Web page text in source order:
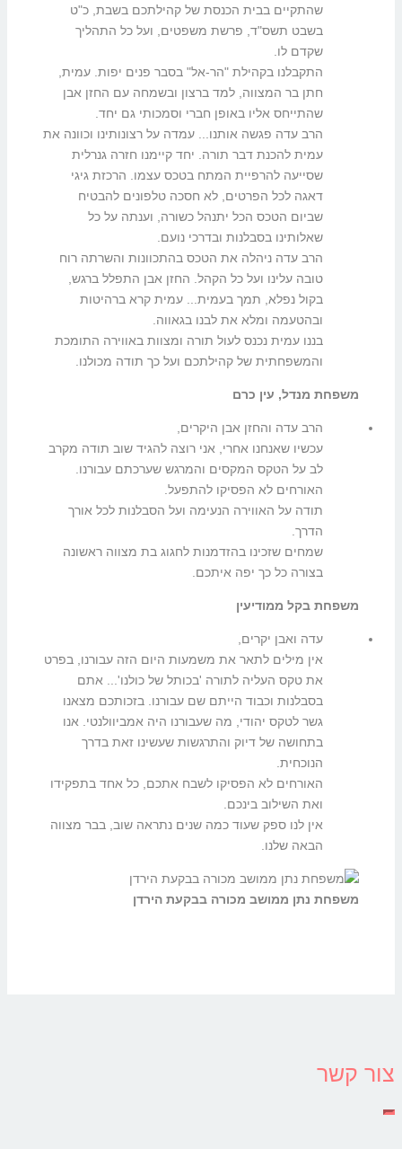
שהתקיים בבית הכנסת של קהילתכם בשבת, כ"ט
בשבט תשס"ד, פרשת משפטים, ועל כל התהליך
שקדם לו.
התקבלנו בקהילת "הר-אל" בסבר פנים יפות. עמית,
חתן בר המצווה, למד ברצון ובשמחה עם החזן אבן
שהתייחס אליו באופן חברי וסמכותי גם יחד.
הרב עדה פגשה אותנו... עמדה על רצונותינו וכוונה את
עמית להכנת דבר תורה. יחד קיימנו חזרה גנרלית
שסייעה להרפיית המתח בטכס עצמו. הרכזת גיגי
דאגה לכל הפרטים, לא חסכה טלפונים להבטיח
שביום הטכס הכל יתנהל כשורה, וענתה על כל
שאלותינו בסבלנות ובדרכי נועם.
הרב עדה ניהלה את הטכס בהתכוונות והשרתה רוח
טובה עלינו ועל כל הקהל. החזן אבן התפלל ברגש,
בקול נפלא, תמך בעמית... עמית קרא ברהיטות
ובהטעמה ומלא את לבנו בגאווה.
בננו עמית נכנס לעול תורה ומצוות באווירה התומכת
והמשפחתית של קהילתכם ועל כך תודה מכולנו.
משפחת מנדל, עין כרם
הרב עדה והחזן אבן היקרים,
עכשיו שאנחנו אחרי, אני רוצה להגיד שוב תודה מקרב
לב על הטקס המקסים והמרגש שערכתם עבורנו.
האורחים לא הפסיקו להתפעל.
תודה על האווירה הנעימה ועל הסבלנות לכל אורך
הדרך.
שמחים שזכינו בהזדמנות לחגוג בת מצווה ראשונה
בצורה כל כך יפה איתכם.
משפחת בקל ממודיעין
עדה ואבן יקרים,
אין מילים לתאר את משמעות היום הזה עבורנו, בפרט
את טקס העליה לתורה 'בכותל של כולנו'... אתם
בסבלנות וכבוד הייתם שם עבורנו. בזכותכם מצאנו
גשר לטקס יהודי, מה שעבורנו היה אמביוולנטי. אנו
בתחושה של דיוק והתרגשות שעשינו זאת בדרך
הנוכחית.
האורחים לא הפסיקו לשבח אתכם, כל אחד בתפקידו
ואת השילוב בינכם.
אין לנו ספק שעוד כמה שנים נתראה שוב, בבר מצווה
הבאה שלנו.
משפחת נתן ממושב מכורה בבקעת הירדן
צור קשר